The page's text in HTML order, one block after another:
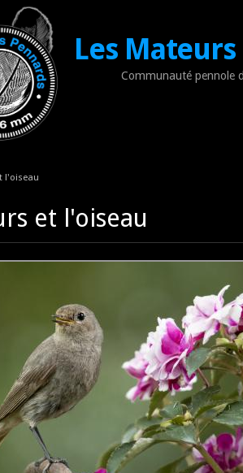
Les
Communauté pennole
l'oiseau
et l'oiseau